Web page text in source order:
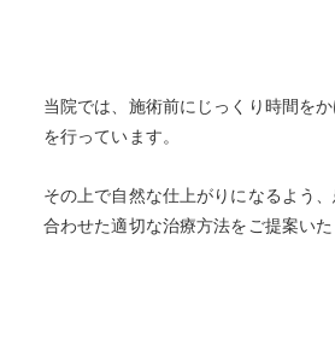
当院では、施術前にじっくり時間を
を行っています。
その上で自然な仕上がりになるよう
合わせた適切な治療方法をご提案いた